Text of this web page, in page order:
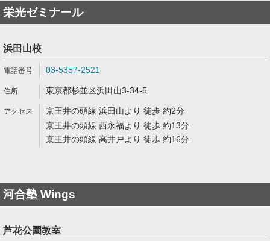
栄光ゼミナール
浜田山校
03-5357-2521
東京都杉並区浜田山3-34-5
京王井の頭線 浜田山より 徒歩 約2分
京王井の頭線 西永福より 徒歩 約13分
京王井の頭線 高井戸より 徒歩 約16分
河合塾 Wings
芦花公園教室